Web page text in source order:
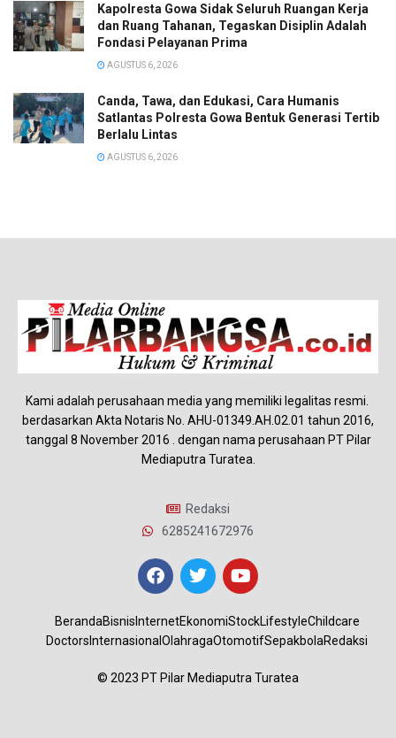
Kapolresta Gowa Sidak Seluruh Ruangan Kerja
dan Ruang Tahanan, Tegaskan Disiplin Adalah
Fondasi Pelayanan Prima
AGUSTUS 6, 2026
Canda, Tawa, dan Edukasi, Cara Humanis
Satlantas Polresta Gowa Bentuk Generasi Tertib
Berlalu Lintas
AGUSTUS 6, 2026
Kami adalah perusahaan media yang memiliki legalitas resmi.
berdasarkan Akta Notaris No. AHU-01349.AH.02.01 tahun 2016,
tanggal 8 November 2016 . dengan nama perusahaan PT Pilar
Mediaputra Turatea.
Redaksi
6285241672976
BerandaBisnisInternetEkonomiStockLifestyleChildcare
DoctorsInternasionalOlahragaOtomotifSepakbolaRedaksi
© 2023 PT Pilar Mediaputra Turatea